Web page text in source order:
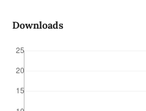
Downloads